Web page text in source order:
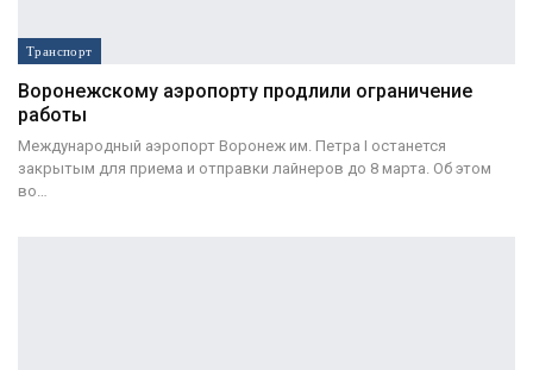
Транспорт
Воронежскому аэропорту продлили ограничение
работы
Международный аэропорт Воронеж им. Петра I останется
закрытым для приема и отправки лайнеров до 8 марта. Об этом
во…